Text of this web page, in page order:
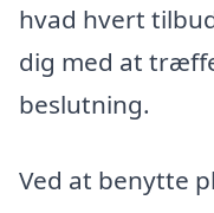
hvad hvert
dig med at
beslutning.
Ved at benytte